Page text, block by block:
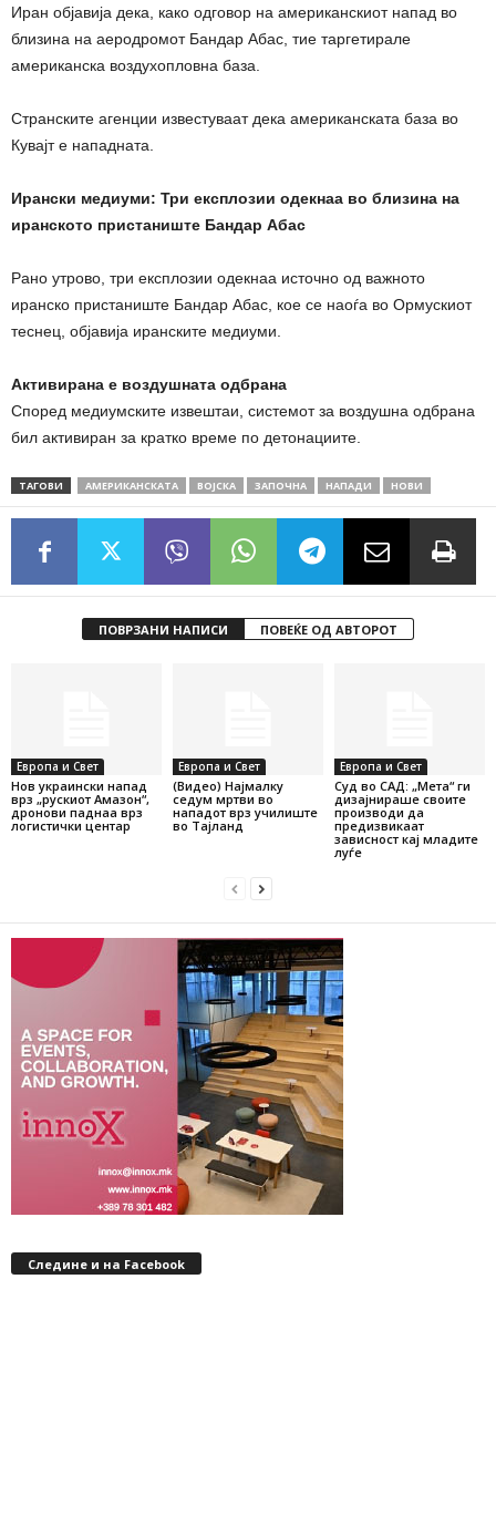
Иран објавија дека, како одговор на американскиот напад во
близина на аеродромот Бандар Абас, тие таргетирале
американска воздухопловна база.
Странските агенции известуваат дека американската база во
Кувајт е нападната.
Ирански медиуми: Три експлозии одекнаа во близина на
иранското пристаниште Бандар Абас
Рано утрово, три експлозии одекнаа источно од важното
иранско пристаниште Бандар Абас, кое се наоѓа во Ормускиот
теснец, објавија иранските медиуми.
Активирана е воздушната одбрана
Според медиумските извештаи, системот за воздушна одбрана
бил активиран за кратко време по детонациите.
ТАГОВИ АМЕРИКАНСКАТА ВОЈСКА ЗАПОЧНА НАПАДИ НОВИ
ПОВРЗАНИ НАПИСИ ПОВЕЌЕ ОД АВТОРОТ
Европа и Свет
Нов украински напад
врз „рускиот Амазон“,
дронови паднаа врз
логистички центар
Европа и Свет
(Видео) Најмалку
седум мртви во
нападот врз училиште
во Тајланд
Европа и Свет
Суд во САД: „Мета“ ги
дизајнираше своите
производи да
предизвикаат
зависност кај младите
луѓе
Следине и на Facebook